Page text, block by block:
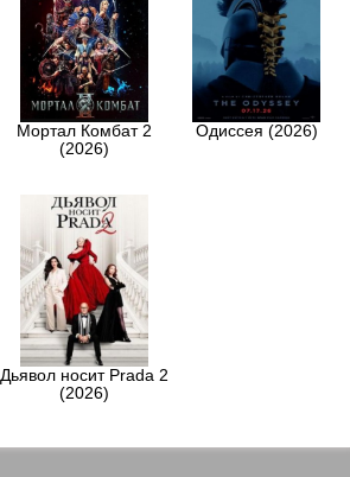
Мортал Комбат 2
(2026)
Одиссея (2026)
Дьявол носит Prada 2
(2026)